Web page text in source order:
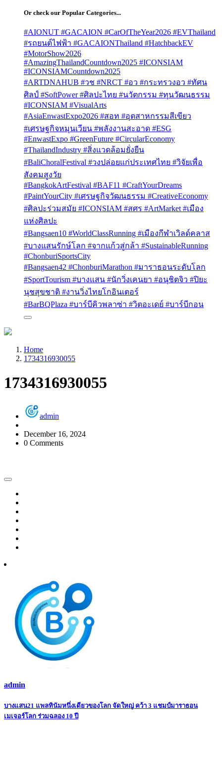
Or check our Popular Categories...
#AIONUT #GACAION #CarOfTheYear2026 #EVThailand
#รถยนต์ไฟฟ้า #GACAIONThailand #HatchbackEV
#MotorShow2026
#AmazingThailandCountdown2025 #ICONSIAM
#ICONSIAMCountdown2025
#ARTDNAHUB #วช #NRCT #อว #กระทรวงอว #ทัศน
ศิลป์ #SoftPower #ศิลปะไทย #นวัตกรรม #ทุนวัฒนธรรม
#ICONSIAM #VisualArts
#AsiaEnwastExpo2026 #สอท #อุตสาหกรรมสีเขียว
#เศรษฐกิจหมุนเวียน #พลังงานสะอาด #ESG
#EnwastExpo #GreenFuture #CircularEconomy
#ThailandIndustry #สิ่งแวดล้อมยั่งยืน
#BaliChoralFestival #วงปล่อยแก่ประเทศไทย #วิจัยเพื่อ
สังคมสูงวัย
#BangkokArtFestival #BAF11 #CraftYourDreams
#PaintYourCity #เศรษฐกิจวัฒนธรรม #CreativeEconomy
#ศิลปะร่วมสมัย #ICONSIAM #สศร #ArtMarket #เมือง
แห่งศิลปะ
#Bangsaen10 #WorldClassRunning #เมืองกีฬาเวิลด์คลาส
#บางแสนรักษ์โลก #จากแก้วสู่กล้า #SustainableRunning
#ChonburiSportsCity
#Bangsaen42 #ChonburiMarathon #มาราธอนระดับโลก
#SportTourism #บางแสน #นักวิ่งเคนยา #อนุชิตจิว #ปิยะ
นุชสุขชาติ #งานวิ่งไทยโกอินเตอร์
#BarBQPlaza #บาร์บีคิวพลาซ่า #วิตอะเดย์ #บาร์บีกอน
Home
1734316930055
1734316930055
admin
December 16, 2024
0 Comments
admin
Post
navigation
บางแสน21 แพลทินัมหนึ่งเดียวของโลก จัดใหญ่ คว้า 3 แชมป์มาราธอน
เมเจอร์โลก ร่วมฉลอง 10 ปี